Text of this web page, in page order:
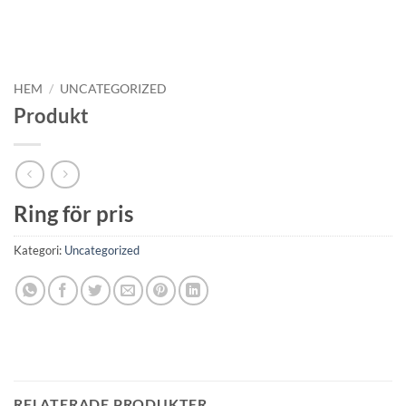
HEM / UNCATEGORIZED
Produkt
Ring för pris
Kategori: Uncategorized